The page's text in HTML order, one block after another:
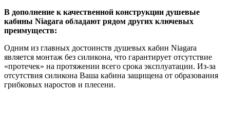
В дополнение к качественной конструкции душевые
кабины Niagara обладают рядом других ключевых
преимуществ:
Одним из главных достоинств душевых кабин Niagara
является монтаж без силикона, что гарантирует отсутствие
«протечек» на протяжении всего срока эксплуатации. Из-за
отсутствия силикона Ваша кабина защищена от образования
грибковых наростов и плесени.